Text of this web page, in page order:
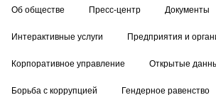
Об обществе Пресс-центр Документы
Интерактивные услуги Предприятия и
Корпоративное управление Открытые
Борьба с коррупцией Гендерное равенство